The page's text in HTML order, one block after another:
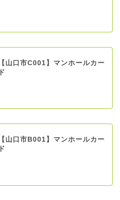
【山口市C001】マンホールカー
ド
【山口市B001】マンホールカー
ド